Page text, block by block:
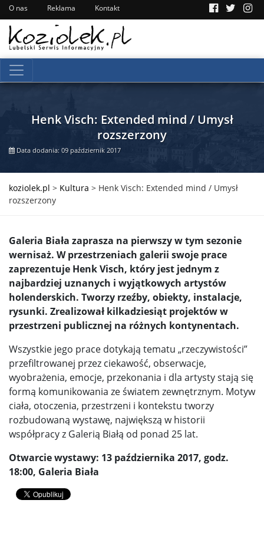
O nas Reklama Kontakt
Henk Visch: Extended mind / Umysł
rozszerzony
Data dodania: 09 październik 2017
koziolek.pl > Kultura > Henk Visch: Extended mind / Umysł
rozszerzony
Galeria Biała zaprasza na pierwszy w tym sezonie
wernisaż. W przestrzeniach galerii swoje prace
zaprezentuje Henk Visch, który jest jednym z
najbardziej uznanych i wyjątkowych artystów
holenderskich. Tworzy rzeźby, obiekty, instalacje,
rysunki. Zrealizował kilkadziesiąt projektów w
przestrzeni publicznej na różnych kontynentach.
Wszystkie jego prace dotykają tematu „rzeczywistości”
przefiltrowanej przez ciekawość, obserwacje,
wyobrażenia, emocje, przekonania i dla artysty stają się
formą komunikowania ze światem zewnętrznym. Motyw
ciała, otoczenia, przestrzeni i kontekstu tworzy
rozbudowaną wystawę, największą w historii
współpracy z Galerią Białą od ponad 25 lat.
Otwarcie wystawy: 13 października 2017, godz.
18:00, Galeria Biała